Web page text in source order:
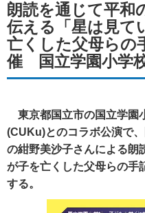
朗読を通じて平和
伝える「星は見て
亡くした父母ら
催 国立学園小学
東京都国立市の国立学園
(CUKu)とのコラボ公演で
の紺野美沙子さんによる朗
が子を亡くした父母らの手
する。